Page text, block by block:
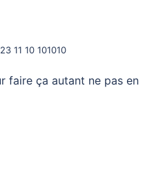
11 10 101010
faire ça autant ne pas en